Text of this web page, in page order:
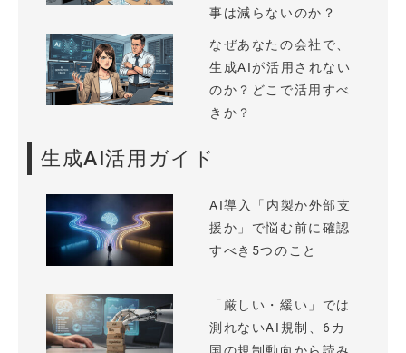
事は減らないのか？
なぜあなたの会社で、
生成AIが活用されない
のか？どこで活用すべ
きか？
生成AI活用ガイド
AI導入「内製か外部支
援か」で悩む前に確認
すべき5つのこと
「厳しい・緩い」では
測れないAI規制、6カ